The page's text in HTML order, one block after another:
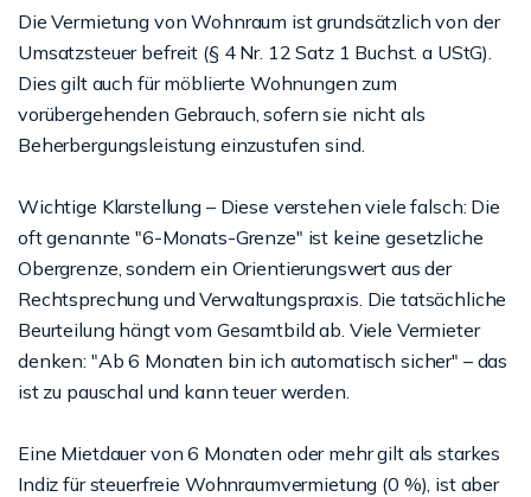
Die Vermietung von Wohnraum ist grundsätzlich von der
Umsatzsteuer befreit (§ 4 Nr. 12 Satz 1 Buchst. a UStG).
Dies gilt auch für möblierte Wohnungen zum
vorübergehenden Gebrauch, sofern sie nicht als
Beherbergungsleistung einzustufen sind.
Wichtige Klarstellung – Diese verstehen viele falsch: Die
oft genannte "6-Monats-Grenze" ist keine gesetzliche
Obergrenze, sondern ein Orientierungswert aus der
Rechtsprechung und Verwaltungspraxis. Die tatsächliche
Beurteilung hängt vom Gesamtbild ab. Viele Vermieter
denken: "Ab 6 Monaten bin ich automatisch sicher" – das
ist zu pauschal und kann teuer werden.
Eine Mietdauer von 6 Monaten oder mehr gilt als starkes
Indiz für steuerfreie Wohnraumvermietung (0 %), ist aber